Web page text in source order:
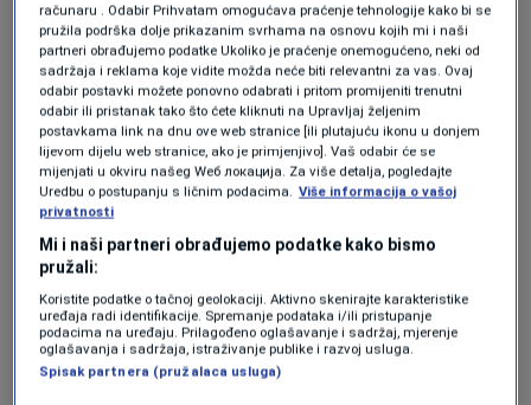
Oglas
Drama na Maksimiru: Dinamo nakon
produžetaka izborio treće pretkolo Lige
NOGOMET|28. jul. | 0
Dinamo u finišu izbjegao poraz na startu
evropske sezone, pogledajte sjajan gol
računaru . Odabir Prihvatam omogućava praćenje tehnologije kako bi se
pružila podrška dolje prikazanim svrhama na osnovu kojih mi i naši
partneri obrađujemo podatke Ukoliko je praćenje onemogućeno, neki od
sadržaja i reklama koje vidite možda neće biti relevantni za vas. Ovaj
odabir postavki možete ponovno odabrati i pritom promijeniti trenutni
odabir ili pristanak tako što ćete kliknuti na Upravljaj željenim
postavkama link na dnu ove web stranice [ili plutajuću ikonu u donjem
lijevom dijelu web stranice, ako je primjenjivo]. Vaš odabir će se
mijenjati u okviru našeg Wеб локација. Za više detalja, pogledajte
Uredbu o postupanju s ličnim podacima. Više informacija o vašoj
privatnosti
Mi i naši partneri obrađujemo podatke kako bismo
pružali:
Koristite podatke o tačnoj geolokaciji. Aktivno skenirajte karakteristike
uređaja radi identifikacije. Spremanje podataka i/ili pristupanje
podacima na uređaju. Prilagođeno oglašavanje i sadržaj, mjerenje
oglašavanja i sadržaja, istraživanje publike i razvoj usluga.
Spisak partnera (pružalaca usluga)